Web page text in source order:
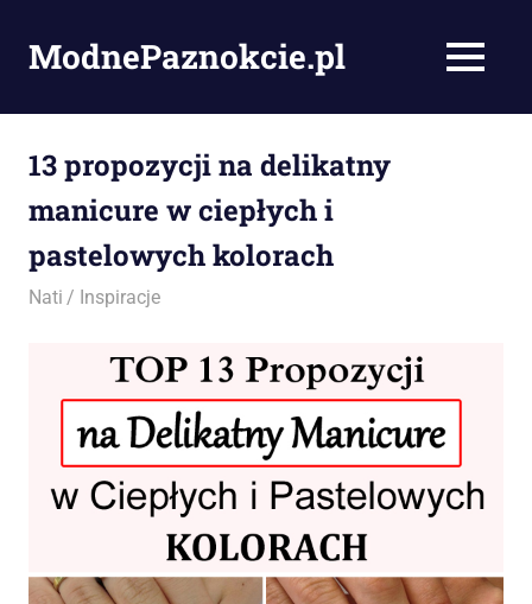
contentModnePaznokcie.pl
paznokcie
–
artykuły,
zdjęcia
i
MENU
13 propozycji na delikatny
manicure w ciepłych i
pastelowych kolorach
17/05/2016
Nati Inspiracje